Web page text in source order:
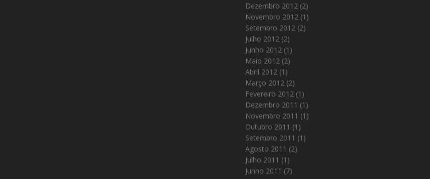
Dezembro 2012 (2)
Novembro 2012 (1)
Setembro 2012 (2)
Julho 2012 (2)
Junho 2012 (1)
Maio 2012 (2)
Abril 2012 (1)
Março 2012 (2)
Fevereiro 2012 (1)
Dezembro 2011 (1)
Novembro 2011 (1)
Outubro 2011 (1)
Setembro 2011 (1)
Agosto 2011 (2)
Julho 2011 (1)
Junho 2011 (7)